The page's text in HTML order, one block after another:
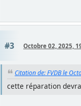
#3 Octobre 02, 2025,
Citation de: FVDB le
cette réparation